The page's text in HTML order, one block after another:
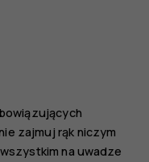
zajmuj rąk niczym
na uwadze